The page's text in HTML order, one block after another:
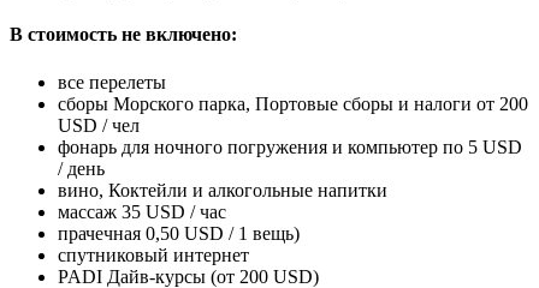
В стоимость не включено:
все перелеты
сборы Морского парка, Портовые сборы и налоги от 200
USD / чел
фонарь для ночного погружения и компьютер по 5 USD
/ день
вино, Коктейли и алкогольные напитки
массаж 35 USD / час
прачечная 0,50 USD / 1 вещь)
спутниковый интернет
PADI Дайв-курсы (от 200 USD)